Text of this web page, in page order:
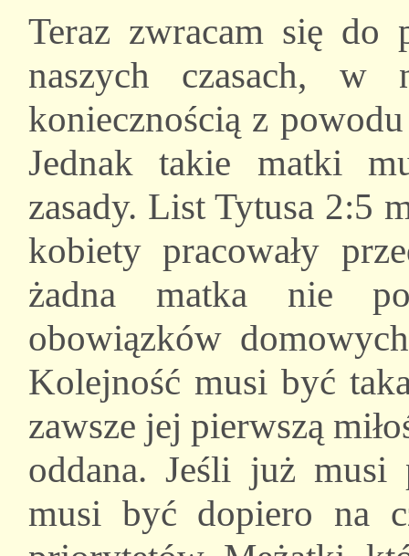
Teraz zwracam się do
naszych czasach, w
koniecznością z
Jednak takie matki
zasady. List Tytusa 2:5
kobiety pracowały
żadna matka nie
obowiązków
Kolejność musi być
zawsze jej pierwszą
oddana. Jeśli już musi
musi być dopiero na